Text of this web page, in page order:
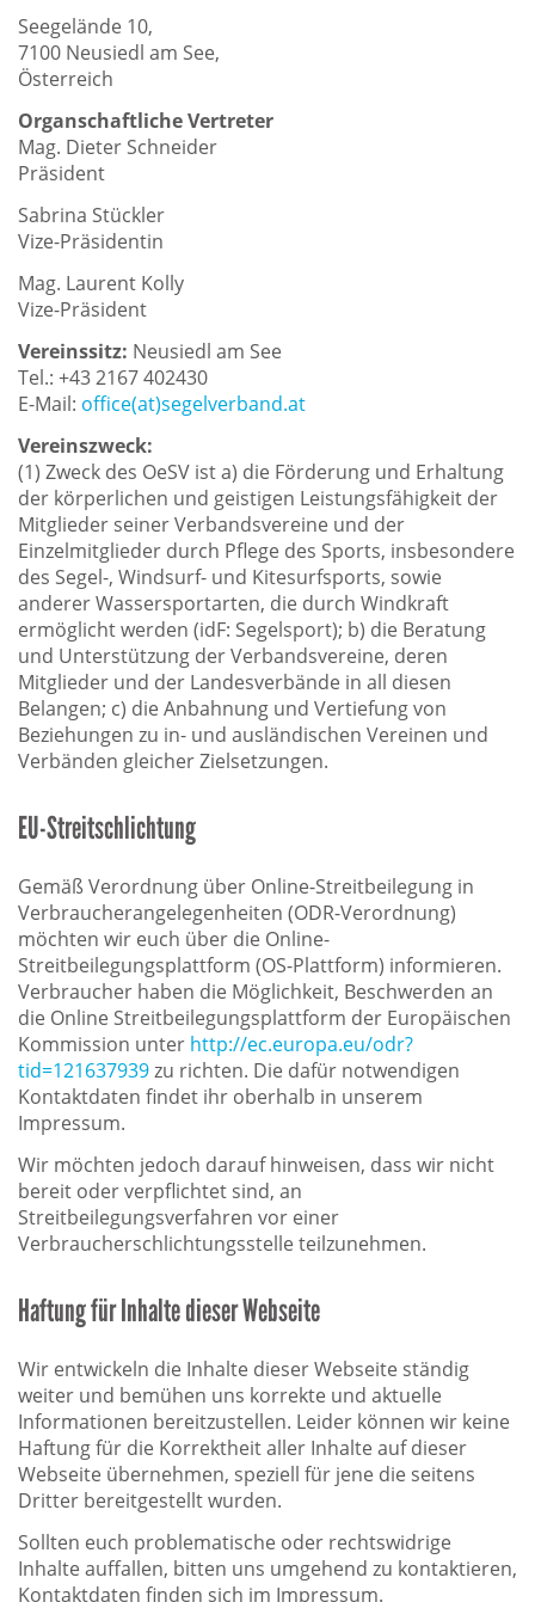
Seegelände 10,
7100 Neusiedl am See,
Österreich
Organschaftliche Vertreter
Mag. Dieter Schneider
Präsident
Sabrina Stückler
Vize-Präsidentin
Mag. Laurent Kolly
Vize-Präsident
Vereinssitz: Neusiedl am See
Tel.: +43 2167 402430
E-Mail: office(at)segelverband.at
Vereinszweck:
(1) Zweck des OeSV ist a) die Förderung und Erhaltung
der körperlichen und geistigen Leistungsfähigkeit der
Mitglieder seiner Verbandsvereine und der
Einzelmitglieder durch Pflege des Sports, insbesondere
des Segel-, Windsurf- und Kitesurfsports, sowie
anderer Wassersportarten, die durch Windkraft
ermöglicht werden (idF: Segelsport); b) die Beratung
und Unterstützung der Verbandsvereine, deren
Mitglieder und der Landesverbände in all diesen
Belangen; c) die Anbahnung und Vertiefung von
Beziehungen zu in- und ausländischen Vereinen und
Verbänden gleicher Zielsetzungen.
EU-Streitschlichtung
Gemäß Verordnung über Online-Streitbeilegung in
Verbraucherangelegenheiten (ODR-Verordnung)
möchten wir euch über die Online-
Streitbeilegungsplattform (OS-Plattform) informieren.
Verbraucher haben die Möglichkeit, Beschwerden an
die Online Streitbeilegungsplattform der Europäischen
Kommission unter http://ec.europa.eu/odr?
tid=121637939zu richten. Die dafür notwendigen
Kontaktdaten findet ihr oberhalb in unserem
Impressum.
Wir möchten jedoch darauf hinweisen, dass wir nicht
bereit oder verpflichtet sind, an
Streitbeilegungsverfahren vor einer
Verbraucherschlichtungsstelle teilzunehmen.
Haftung für Inhalte dieser Webseite
Wir entwickeln die Inhalte dieser Webseite ständig
weiter und bemühen uns korrekte und aktuelle
Informationen bereitzustellen. Leider können wir keine
Haftung für die Korrektheit aller Inhalte auf dieser
Webseite über­nehmen, speziell für jene die seitens
Dritter bereitgestellt wurden.
Sollten euch problematische oder rechtswidrige
Inhalte auffallen, bitten uns umgehend zu kontaktieren,
Kontaktdaten finden sich im Impressum.